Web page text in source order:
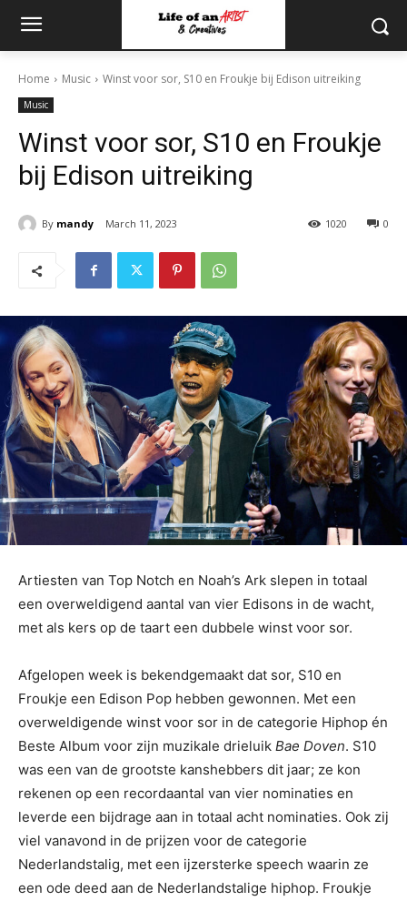
Home Music Winst voor sor, S10 en Froukje bij Edison uitreiking
Music
Winst voor sor, S10 en Froukje
bij Edison uitreiking
By mandy March 11, 2023 0
1020
Artiesten van Top Notch en Noah’s Ark slepen in totaal
een overweldigend aantal van vier Edisons in de wacht,
met als kers op de taart een dubbele winst voor sor.
Afgelopen week is bekendgemaakt dat sor, S10 en
Froukje een Edison Pop hebben gewonnen. Met een
overweldigende winst voor sor in de categorie Hiphop én
Beste Album voor zijn muzikale drieluik Bae Doven. S10
was een van de grootste kanshebbers dit jaar; ze kon
rekenen op een recordaantal van vier nominaties en
leverde een bijdrage aan in totaal acht nominaties. Ook zij
viel vanavond in de prijzen voor de categorie
Nederlandstalig, met een ijzersterke speech waarin ze
een ode deed aan de Nederlandstalige hiphop. Froukje